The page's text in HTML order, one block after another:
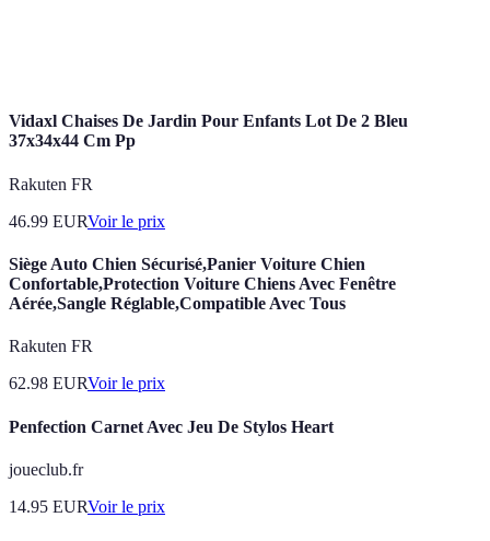
Vidaxl Chaises De Jardin Pour Enfants Lot De 2 Bleu
37x34x44 Cm Pp
Rakuten FR
46.99 EURVoir le prix
Siège Auto Chien Sécurisé,Panier Voiture Chien
Confortable,Protection Voiture Chiens Avec Fenêtre
Aérée,Sangle Réglable,Compatible Avec Tous
Rakuten FR
62.98 EURVoir le prix
Penfection Carnet Avec Jeu De Stylos Heart
joueclub.fr
14.95 EURVoir le prix